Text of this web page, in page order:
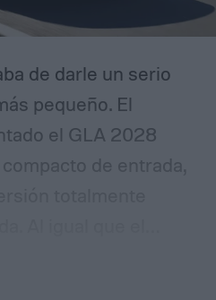
de darle un serio
pequeño. El
el GLA 2028
de entrada,
rediseñado de la
apoya en la